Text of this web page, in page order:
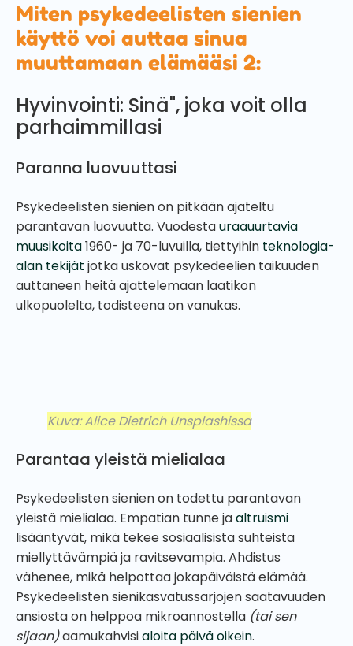
Miten psykedeelisten sienien
käyttö voi auttaa sinua
muuttamaan elämääsi 2:
Hyvinvointi: Sinä", joka voit olla
parhaimmillasi
Paranna luovuuttasi
Psykedeelisten sienien on pitkään ajateltu
parantavan luovuutta. Vuodestauraauurtavia
muusikoita1960- ja 70-luvuilla, tiettyihin teknologia-
alan tekijät jotka uskovat psykedeelien taikuuden
auttaneen heitä ajattelemaan laatikon
ulkopuolelta, todisteena on vanukas.
Kuva: Alice Dietrich Unsplashissa
Parantaa yleistä mielialaa
Psykedeelisten sienien on todettu parantavan
yleistä mielialaa. Empatian tunne jaaltruismi
lisääntyvät, mikä tekee sosiaalisista suhteista
miellyttävämpiä ja ravitsevampia. Ahdistus
vähenee, mikä helpottaa jokapäiväistä elämää.
Psykedeelisten sienikasvatussarjojen saatavuuden
ansiosta on helppoa mikroannostella (tai sen
sijaan)aamukahvisialoita päivä oikein.